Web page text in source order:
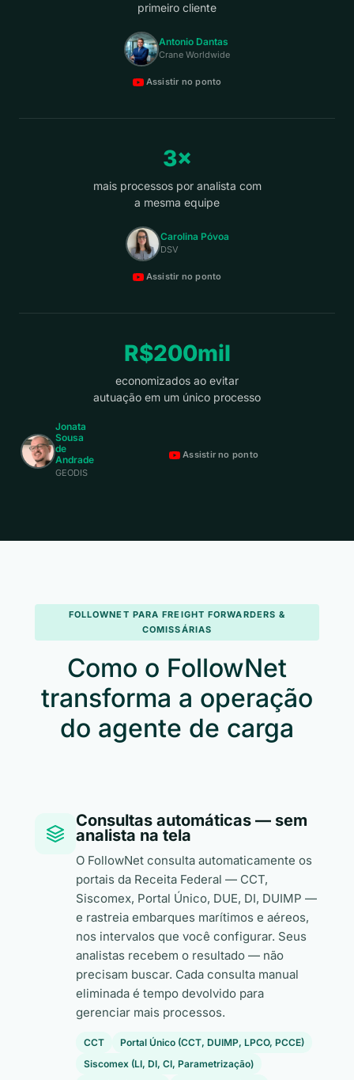
primeiro cliente
Antonio Dantas
Crane Worldwide
Assistir no ponto
3×
mais processos por analista com
a mesma equipe
Carolina Póvoa
DSV
Assistir no ponto
R$200mil
economizados ao evitar
autuação em um único processo
Jonata
Sousa
de
Andrade
GEODIS
Assistir no ponto
FOLLOWNET PARA FREIGHT FORWARDERS &
COMISSÁRIAS
Como o FollowNet
transforma a operação
do agente de carga
Consultas automáticas — sem
analista na tela
O FollowNet consulta automaticamente os
portais da Receita Federal — CCT,
Siscomex, Portal Único, DUE, DI, DUIMP —
e rastreia embarques marítimos e aéreos,
nos intervalos que você configurar. Seus
analistas recebem o resultado — não
precisam buscar. Cada consulta manual
eliminada é tempo devolvido para
gerenciar mais processos.
CCT
Portal Único (CCT, DUIMP, LPCO, PCCE)
Siscomex (LI, DI, CI, Parametrização)